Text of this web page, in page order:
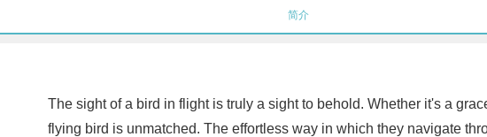
简介
The sight of a bird in flight is truly a sight to behold. Whether it's a
flying bird is unmatched. The effortless way in which they navigate